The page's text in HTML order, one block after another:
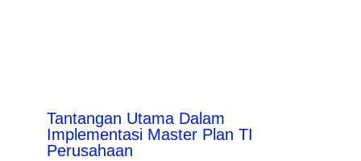
Tantangan Utama Dalam
Implementasi Master Plan TI
Perusahaan